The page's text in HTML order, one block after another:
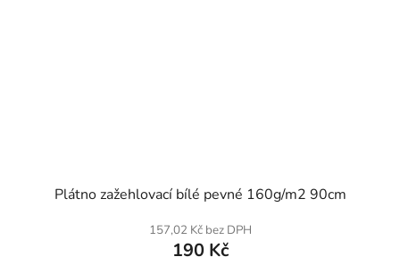
Plátno zažehlovací bílé pevné 160g/m2 90cm
157,02 Kč bez DPH
190 Kč